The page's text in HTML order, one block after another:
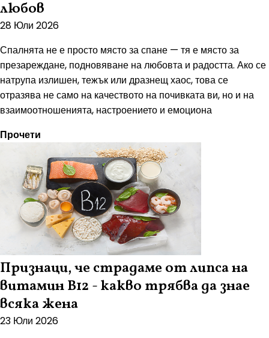
любов
28 Юли 2026
Спалнята не е просто място за спане — тя е място за
презареждане, подновяване на любовта и радостта. Ако се
натрупа излишен, тежък или дразнещ хаос, това се
отразява не само на качеството на почивката ви, но и на
взаимоотношенията, настроението и емоциона
Прочети
Признаци, че страдаме от липса на
витамин B12 - какво трябва да знае
всяка жена
23 Юли 2026